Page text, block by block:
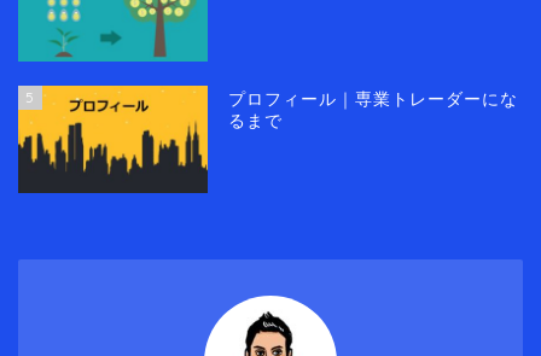
5
プロフィール｜専業トレーダーにな
るまで